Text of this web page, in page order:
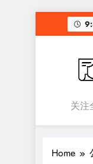
to
移
关注
Home